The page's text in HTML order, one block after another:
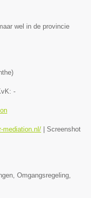
wel in de provincie
)
-
mediation.nl/
Screenshot
Omgangsregeling,